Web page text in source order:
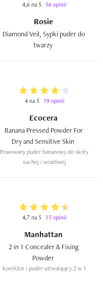
4,6 na 5 56 opinii
Rosie
Diamond Veil, Sypki puder do
4 na 5 19 opinii
Ecocera
Banana Pressed Powder For
Prasowany puder bananowy do skóry
suchej i wrażliwej
4,7 na 5 15 opinii
Manhattan
2 in 1 Concealer & Fixing
Korektor i puder utrwalający 2 w 1